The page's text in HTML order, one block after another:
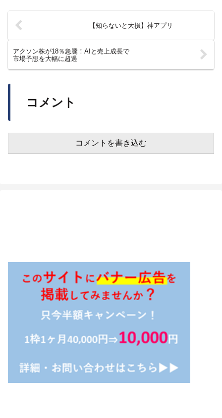
【知らないと大損】神アプリ
アクソン株が18％急騰！AIと売上成長で
市場予想を大幅に超過
コメント
コメントを書き込む